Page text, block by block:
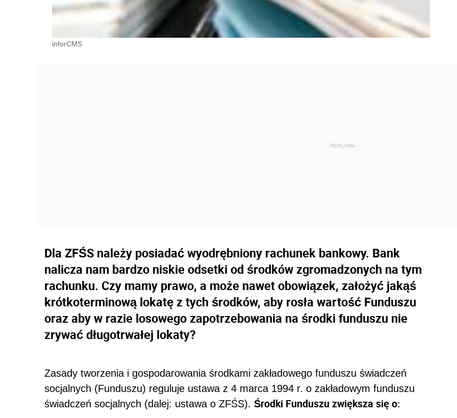
inforCMS
Dla ZFŚS należy posiadać wyodrębniony rachunek bankowy. Bank
nalicza nam bardzo niskie odsetki od środków zgromadzonych na tym
rachunku. Czy mamy prawo, a może nawet obowiązek, założyć jakąś
krótkoterminową lokatę z tych środków, aby rosła wartość Funduszu
oraz aby w razie losowego zapotrzebowania na środki funduszu nie
zrywać długotrwałej lokaty?
Zasady tworzenia i gospodarowania środkami zakładowego funduszu świadczeń
socjalnych (Funduszu) reguluje ustawa z 4 marca 1994 r. o zakładowym funduszu
świadczeń socjalnych (dalej: ustawa o ZFŚS). Środki Funduszu zwiększa się o: